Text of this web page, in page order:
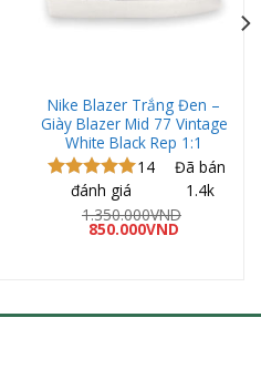
Nike Blazer Trắng Đen –
Giày Blazer Mid 77 Vintage
White Black Rep 1:1
Được xếp
hạng 5.00
14
đánh giá
Đã bán
1.4k
1.350.000VND
Giá
gốc
850.000VND